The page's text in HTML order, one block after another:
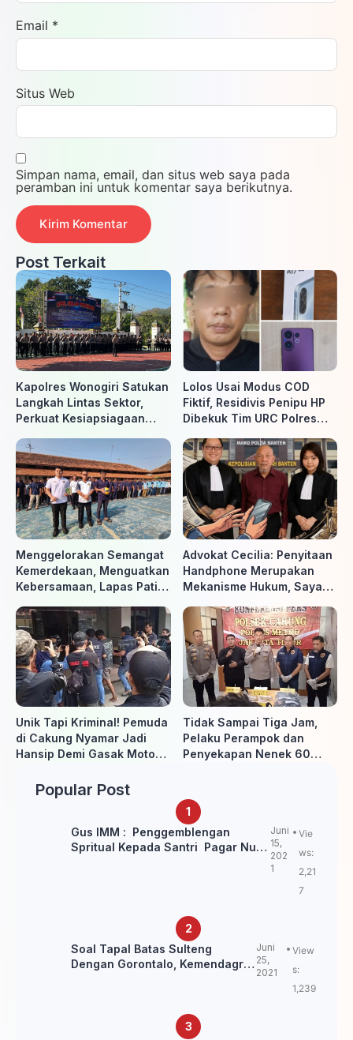
Email *
Situs Web
Simpan nama, email, dan situs web saya pada
peramban ini untuk komentar saya berikutnya.
Post Terkait
Kapolres Wonogiri Satukan
Langkah Lintas Sektor,
Perkuat Kesiapsiagaan
Lolos Usai Modus COD
Fiktif, Residivis Penipu HP
Dibekuk Tim URC Polres
Menggelorakan Semangat
Kemerdekaan, Menguatkan
Kebersamaan, Lapas Pati
ke-81 RI, Warga Binaan
Antusias Ikuti Berbagai
Perlombaan
Advokat Cecilia: Penyitaan
Handphone Merupakan
Mekanisme Hukum, Saya
Diminta Penyidik dan Tidak
perlu takut
Unik Tapi Kriminal! Pemuda
di Cakung Nyamar Jadi
Hansip Demi Gasak Motor
Tidak Sampai Tiga Jam,
Pelaku Perampok dan
Penyekapan Nenek 60
Popular Post
Gus IMM : Penggemblengan
Spritual Kepada Santri Pagar Nusa
Juni
15,
202
1
Vie
ws:
2,21
7
Soal Tapal Batas Sulteng
Dengan Gorontalo, Kemendagri:
Juni
25,
2021
View
s:
1,239